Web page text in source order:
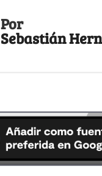
Por
Sebastián